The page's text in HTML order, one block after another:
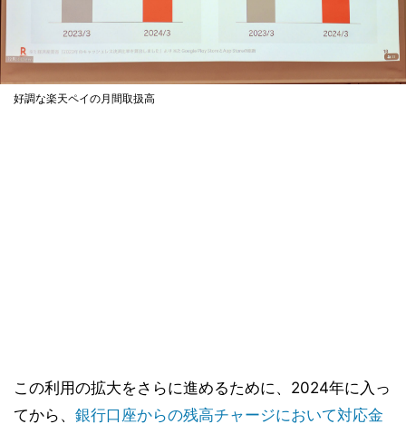
好調な楽天ペイの月間取扱高
この利用の拡大をさらに進めるために、2024年に入っ
てから、 銀行口座からの残高チャージにおいて対応金